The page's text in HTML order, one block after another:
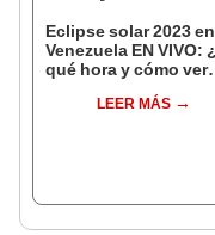
Eclipse solar 2023 en
Venezuela EN VIVO:
qué hora y cómo ver
LEER MÁS